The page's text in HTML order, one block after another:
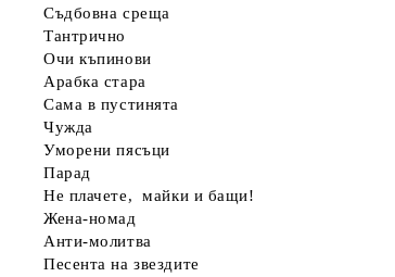
Съдбовна среща
Тантрично
Очи къпинови
Арабка стара
Сама в пустинята
Чужда
Уморени пясъци
Парад
Не плачете, майки и бащи!
Жена-номад
Анти-молитва
Песента на звездите